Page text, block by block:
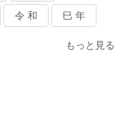
令 和 巳 年
もっと見る